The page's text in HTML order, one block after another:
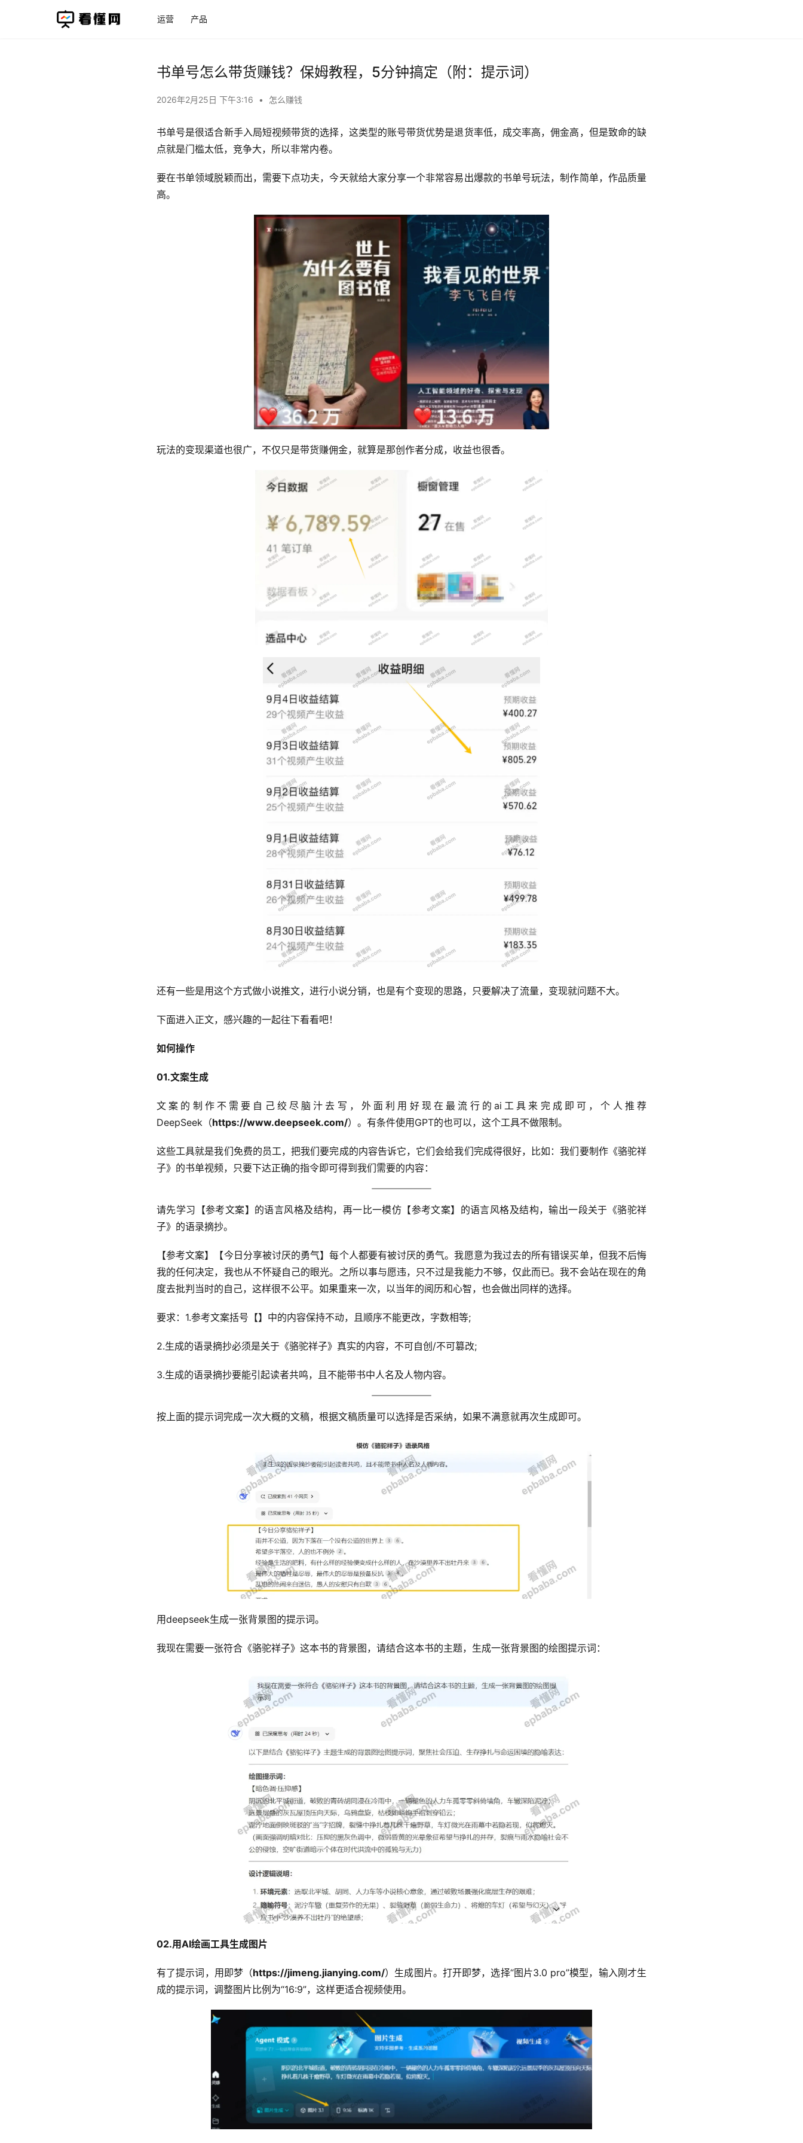
运营 产品
书单号怎么带货赚钱？保姆教程，5分钟搞定（附：提示词）
2026年2月25日 下午3:16 • 怎么赚钱
书单号是很适合新手入局短视频带货的选择，这类型的账号带货优势是退货率低，成交率高，佣金高，但是致命的缺
点就是门槛太低，竞争大，所以非常内卷。
要在书单领域脱颖而出，需要下点功夫，今天就给大家分享一个非常容易出爆款的书单号玩法，制作简单，作品质量
高。
玩法的变现渠道也很广，不仅只是带货赚佣金，就算是那创作者分成，收益也很香。
还有一些是用这个方式做小说推文，进行小说分销，也是有个变现的思路，只要解决了流量，变现就问题不大。
下面进入正文，感兴趣的一起往下看看吧！
如何操作
01.文案生成
文案的制作不需要自己绞尽脑汁去写，外面利用好现在最流行的ai工具来完成即可，个人推荐
DeepSeek（https://www.deepseek.com/）。有条件使用GPT的也可以，这个工具不做限制。
这些工具就是我们免费的员工，把我们要完成的内容告诉它，它们会给我们完成得很好，比如：我们要制作《骆驼祥
子》的书单视频，只要下达正确的指令即可得到我们需要的内容：
请先学习【参考文案】的语言风格及结构，再一比一模仿【参考文案】的语言风格及结构，输出一段关于《骆驼祥
子》的语录摘抄。
【参考文案】【今日分享被讨厌的勇气】每个人都要有被讨厌的勇气。我愿意为我过去的所有错误买单，但我不后悔
我的任何决定，我也从不怀疑自己的眼光。之所以事与愿违，只不过是我能力不够，仅此而已。我不会站在现在的角
度去批判当时的自己，这样很不公平。如果重来一次，以当年的阅历和心智，也会做出同样的选择。
要求：1.参考文案括号【】中的内容保持不动，且顺序不能更改，字数相等;
2.生成的语录摘抄必须是关于《骆驼祥子》真实的内容，不可自创/不可篡改;
3.生成的语录摘抄要能引起读者共鸣，且不能带书中人名及人物内容。
按上面的提示词完成一次大概的文稿，根据文稿质量可以选择是否采纳，如果不满意就再次生成即可。
用deepseek生成一张背景图的提示词。
我现在需要一张符合《骆驼祥子》这本书的背景图，请结合这本书的主题，生成一张背景图的绘图提示词：
02.用AI绘画工具生成图片
有了提示词，用即梦（https://jimeng.jianying.com/）生成图片。打开即梦，选择“图片3.0 pro”模型，输入刚才生
成的提示词，调整图片比例为“16:9”，这样更适合视频使用。